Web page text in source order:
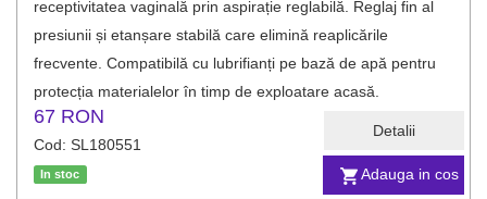
Adauga in cos
Detalii
receptivitatea vaginală prin aspirație reglabilă. Reglaj fin al
presiunii și etanșare stabilă care elimină reaplicările
frecvente. Compatibilă cu lubrifianți pe bază de apă pentru
protecția materialelor în timp de exploatare acasă.
67 RON
Cod: SL180551
In stoc